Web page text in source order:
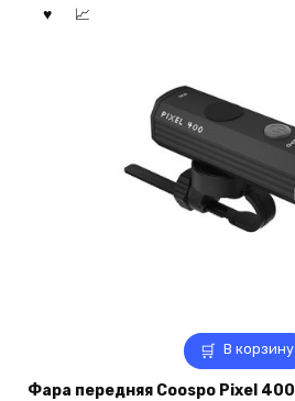
В корзину
Фара передняя Coospo Pixel 400